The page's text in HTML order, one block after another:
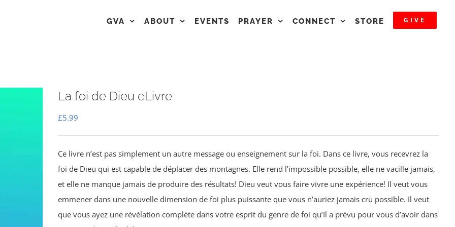
GVA ABOUT EVENTS PRAYER CONNECT STORE GIVE
La foi de Dieu eLivre
£5.99
Ce livre n’est pas simplement un autre message ou enseignement sur la foi. Dans ce livre, vous recevrez la
foi de Dieu qui est capable de déplacer des montagnes. Elle rend l’impossible possible, elle ne vacille jamais,
et elle ne manque jamais de produire des résultats! Dieu veut vous faire vivre une expérience! Il veut vous
emmener dans une nouvelle dimension de foi plus puissante que vous n’auriez jamais cru possible. Il veut
que vous ayez une révélation complète dans votre esprit du genre de foi qu’Il a prévu pour vous d’avoir dans